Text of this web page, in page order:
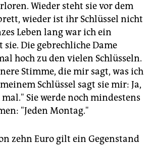
Wieder steht sie vor dem
wieder ist ihr Schlüssel nicht
Leben lang war ich ein
sie. Die gebrechliche Dame
hoch zu den vielen Schlüsseln.
Stimme, die mir sagt, was ich
Schlüssel sagt sie mir: Ja,
mal." Sie werde noch mindestens
"Jeden Montag."
zehn Euro gilt ein Gegenstand